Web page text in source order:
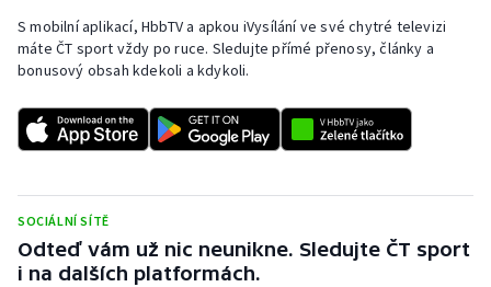
S mobilní aplikací, HbbTV a apkou iVysílání ve své chytré televizi
máte ČT sport vždy po ruce. Sledujte přímé přenosy, články a
bonusový obsah kdekoli a kdykoli.
SOCIÁLNÍ SÍTĚ
Odteď vám už nic neunikne. Sledujte ČT sport
i na dalších platformách.